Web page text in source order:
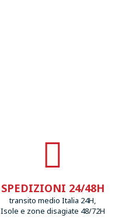
SPEDIZIONI 24/48H
transito medio Italia 24H,
Isole e zone disagiate 48/72H